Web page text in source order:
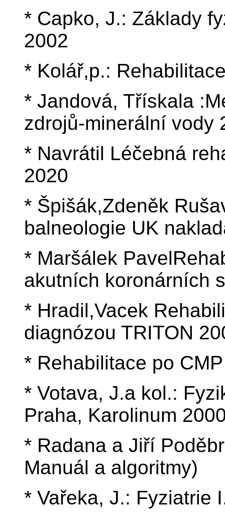
* Capko, J.: Základy
2002
* Kolář,p.:
* Jandová, Třískala
zdrojů-minerální vody
* Navrátil Léčebná
2020
* Špišák,Zdeněk
balneologie UK
* Maršálek
akutních koronárních
* Hradil,Vacek
diagnózou TRITON
* Rehabilitace po
* Votava, J.a kol.:
Praha, Karolinum
* Radana a Jiří
Manuál a algoritmy)
* Vařeka, J.: Fyziatrie